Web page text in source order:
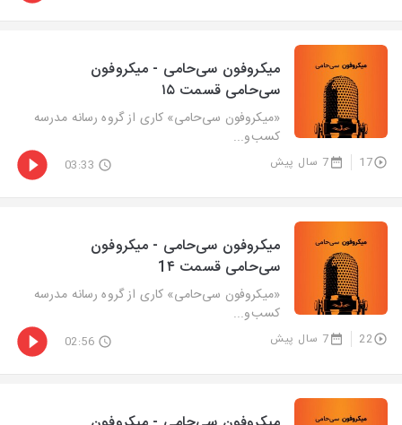
میکروفون سی‌حامی - میکروفون
سی‌حامی قسمت ۱۵
«میکروفون سی‌حامی» کاری از گروه رسانه مدرسه
کسب‌و‌...
17 7 سال پیش 03:33
میکروفون سی‌حامی - میکروفون
سی‌حامی قسمت 1۴
«میکروفون سی‌حامی» کاری از گروه رسانه مدرسه
کسب‌و‌...
22 7 سال پیش 02:56